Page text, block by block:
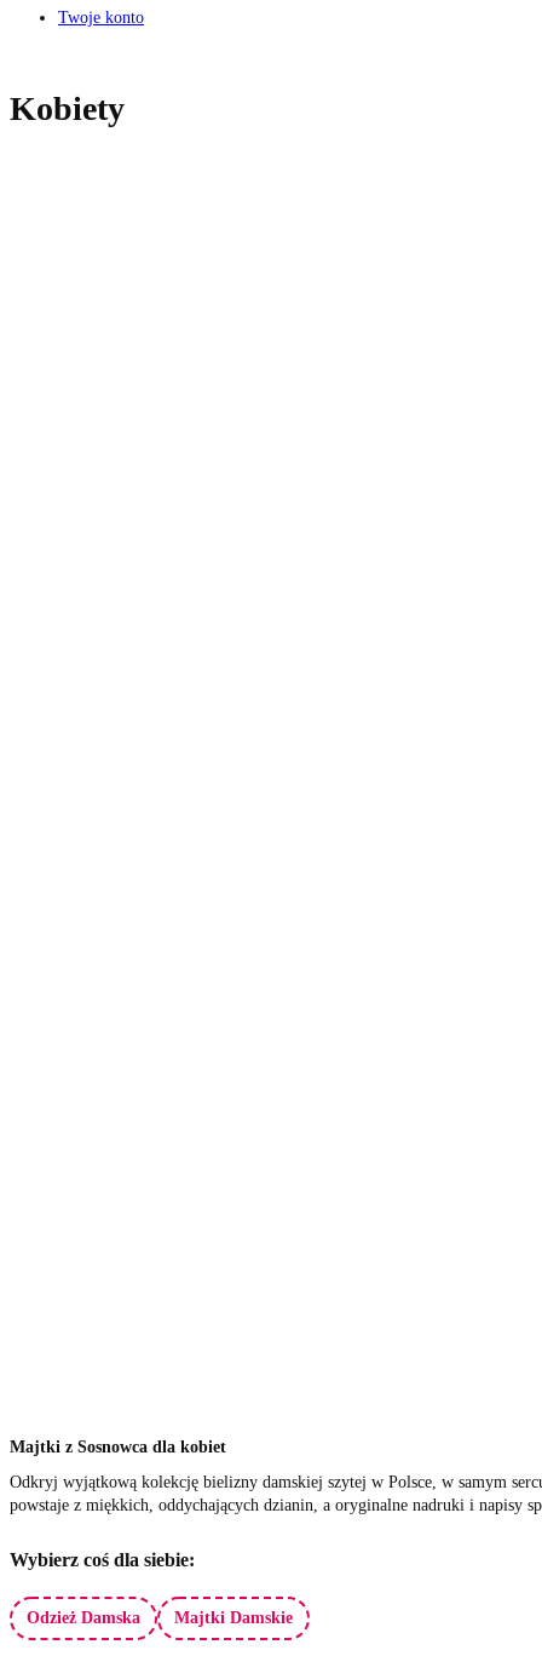
Twoje konto
Kobiety
Majtki z Sosnowca dla kobiet
Odkryj wyjątkową kolekcję bielizny damskiej szytej w Polsce, w samym
powstaje z miękkich, oddychających dzianin, a oryginalne nadruki i napisy
Wybierz coś dla siebie:
Odzież Damska Majtki Damskie